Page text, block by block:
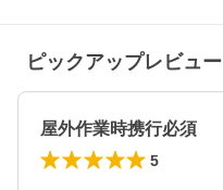
ピックアップレビュー
屋外作業時携行必須
5